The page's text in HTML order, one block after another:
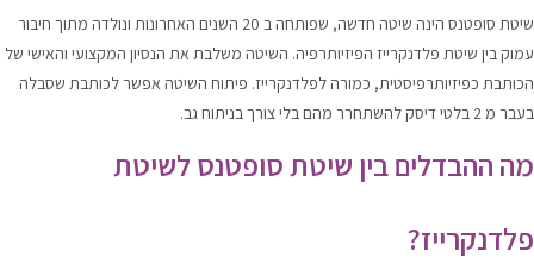
שיטת סופטנס הינה שיטה חדשה, שפותחה ב 20 השנים האחרונות ונולדה מתוך חיבור
עמוק בין שיטת פלדנקרייז הפיזיותרפיה. השיטה משלבת את הנסיון המקצועי והאישי של
הכותבת כפיזיותרפיסטית, כמורה לפלדנקרייז. פיתוח השיטה אפשר לכותבת שסבלה
בעבר מ 2 בלטי דיסק להשתחרר מהם בלי צורך בניתוח גב.
מה ההבדלים בין שיטת סופטנס לשיטת
פלדנקרייז?